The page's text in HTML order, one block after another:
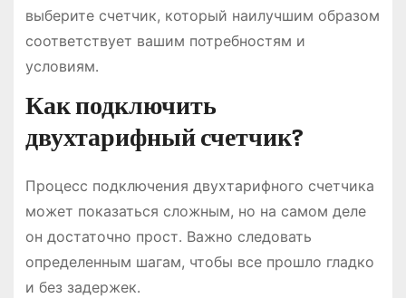
выберите счетчик, который наилучшим образом
соответствует вашим потребностям и
условиям․
Как подключить
двухтарифный счетчик?
Процесс подключения двухтарифного счетчика
может показаться сложным, но на самом деле
он достаточно прост․ Важно следовать
определенным шагам, чтобы все прошло гладко
и без задержек․